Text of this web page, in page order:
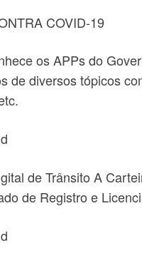
COVID-19
os APPs do
de diversos tópicos
de Trânsito A
de Registro e